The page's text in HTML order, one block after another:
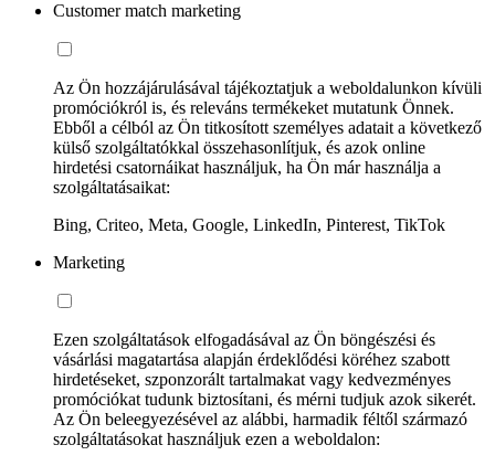
Customer match marketing
Az Ön hozzájárulásával tájékoztatjuk a weboldalunkon kívüli
promóciókról is, és releváns termékeket mutatunk Önnek.
Ebből a célból az Ön titkosított személyes adatait a következő
külső szolgáltatókkal összehasonlítjuk, és azok online
hirdetési csatornáikat használjuk, ha Ön már használja a
szolgáltatásaikat:
Bing, Criteo, Meta, Google, LinkedIn, Pinterest, TikTok
Marketing
Ezen szolgáltatások elfogadásával az Ön böngészési és
vásárlási magatartása alapján érdeklődési köréhez szabott
hirdetéseket, szponzorált tartalmakat vagy kedvezményes
promóciókat tudunk biztosítani, és mérni tudjuk azok sikerét.
Az Ön beleegyezésével az alábbi, harmadik féltől származó
szolgáltatásokat használjuk ezen a weboldalon: